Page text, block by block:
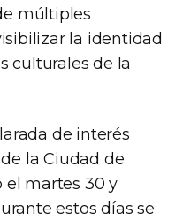
múltiples
la identidad
culturales de la
de interés
la Ciudad de
el martes 30 y
estos días se